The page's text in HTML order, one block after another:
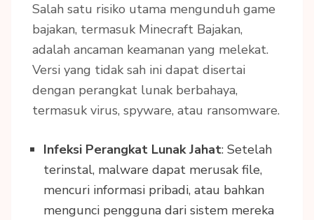
Salah satu risiko utama mengunduh game
bajakan, termasuk Minecraft Bajakan,
adalah ancaman keamanan yang melekat.
Versi yang tidak sah ini dapat disertai
dengan perangkat lunak berbahaya,
termasuk virus, spyware, atau ransomware.
Infeksi Perangkat Lunak Jahat: Setelah
terinstal, malware dapat merusak file,
mencuri informasi pribadi, atau bahkan
mengunci pengguna dari sistem mereka